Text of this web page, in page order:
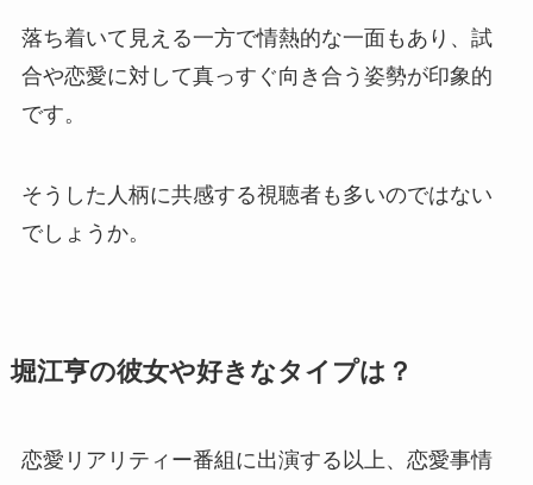
落ち着いて見える一方で情熱的な一面もあり、試
合や恋愛に対して真っすぐ向き合う姿勢が印象的
です。
そうした人柄に共感する視聴者も多いのではない
でしょうか。
堀江亨の彼女や好きなタイプは？
恋愛リアリティー番組に出演する以上、恋愛事情